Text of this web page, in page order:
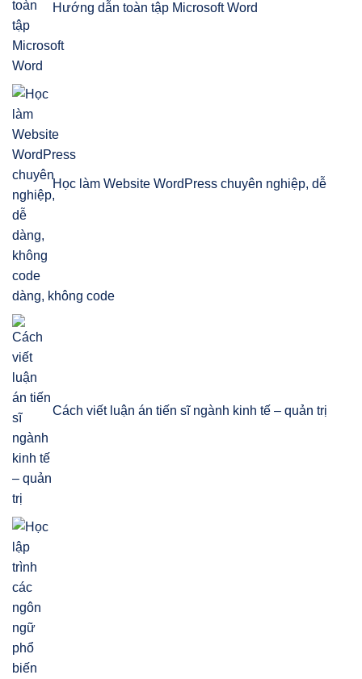
Hướng dẫn toàn tập Microsoft Word
Học làm Website WordPress chuyên nghiệp, dễ
dàng, không code
Cách viết luận án tiến sĩ ngành kinh tế – quản trị